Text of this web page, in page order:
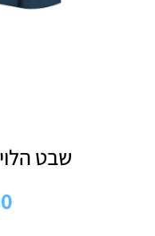
שבט